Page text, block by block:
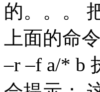
的。。。
上面的命
–r –f a/* b